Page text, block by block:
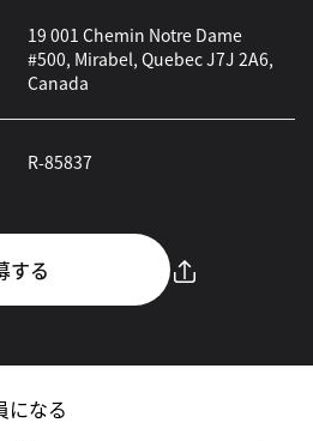
19 001 Chemin Notre Dame
#500, Mirabel, Quebec J7J 2A6,
Canada
R-85837
する
になる